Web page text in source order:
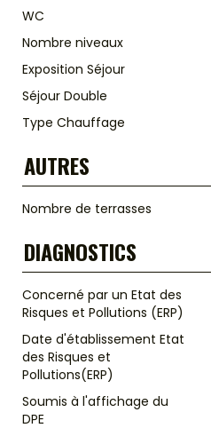
WC
Nombre niveaux
Exposition Séjour
Séjour Double
Type Chauffage
AUTRES
Nombre de terrasses
DIAGNOSTICS
Concerné par un Etat des
Risques et Pollutions (ERP)
Date d'établissement Etat
des Risques et
Pollutions(ERP)
Soumis à l'affichage du
DPE